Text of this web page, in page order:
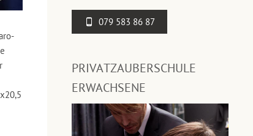
079 583 86 87
PRIVATZAUBERSCHULE
ERWACHSENE